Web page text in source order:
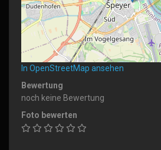
In OpenStreetMap ansehen
Bewertung
noch keine Bewertung
Foto bewerten